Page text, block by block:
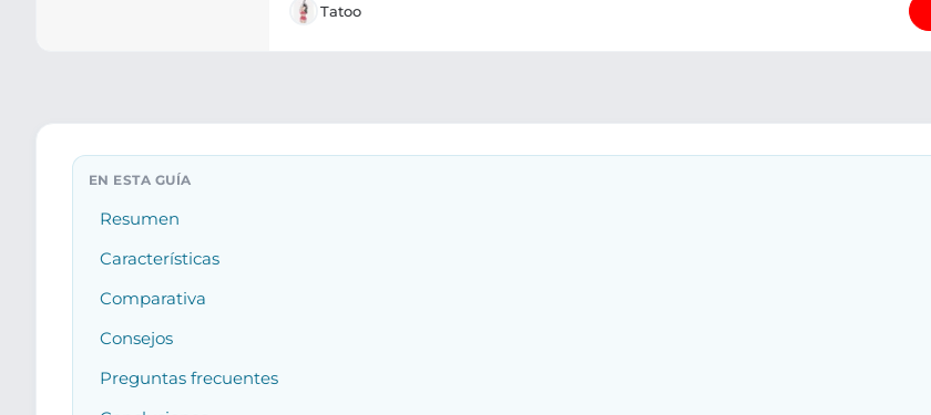
Tatoo
Resumen
Características
Comparativa
Consejos
Preguntas frecuentes